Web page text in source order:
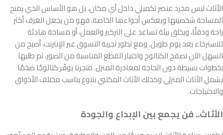
الأثاث ليس مجرد عنصر تكميلي داخل أي مكان، بل هو الأساس الذي يمنح
المساحة شخصيتها ويعكس أجواءها الخاصة. فهو من يجعل الغرف أكثر
راحة ودفئًا، ويخلق بيئة تساعد على التركيز والعمل، أو مساحة هادئة
للاسترخاء بعد يوم طويل. ومع تطور تجربة التسوق عبر الإنترنت، أصبح من
السهل الآن تصفح الكتالوج واختيار القطع المناسبة من الصور، ثم طلبها
بخطوات بسيطة دون الحاجة لمغادرة المنزل. متجرنا يوفّر كتالوجًا ضخمًا
يشمل الأثاث المنزلي وكذلك الأثاث المكتبي بتنوع يناسب مختلف الأذواق
والاحتياجات.
الأثاث.. فن يجمع بين الإبداع والجودة